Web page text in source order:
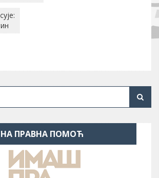
ПРАВНА ПОМОЋ